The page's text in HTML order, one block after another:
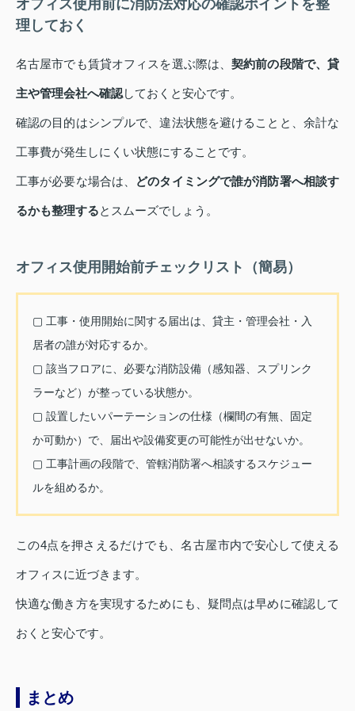
オフィス使用前に消防法対応の確認ポイントを整
理しておく
名古屋市でも賃貸オフィスを選ぶ際は、契約前の段階で、貸
主や管理会社へ確認しておくと安心です。
確認の目的はシンプルで、違法状態を避けることと、余計な
工事費が発生しにくい状態にすることです。
工事が必要な場合は、 どのタイミングで誰が消防署へ相談す
るかも整理するとスムーズでしょう。
オフィス使用開始前チェックリスト（簡易）
▢ 工事・使用開始に関する届出は、貸主・管理会社・入
居者の誰が対応するか。
▢ 該当フロアに、必要な消防設備（感知器、スプリンク
ラーなど）が整っている状態か。
▢ 設置したいパーテーションの仕様（欄間の有無、固定
か可動か）で、届出や設備変更の可能性が出せないか。
▢ 工事計画の段階で、管轄消防署へ相談するスケジュー
ルを組めるか。
この4点を押さえるだけでも、名古屋市内で安心して使える
オフィスに近づきます。
快適な働き方を実現するためにも、疑問点は早めに確認して
おくと安心です。
まとめ